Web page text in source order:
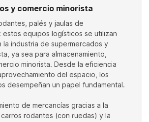
y comercio minorista
palés y jaulas de
estos equipos logísticos se utilizan
la industria de supermercados y
ya sea para almacenamiento,
minorista. Desde la eficiencia
del espacio, los
desempeñan un papel fundamental.
de mercancías gracias a la
rodantes (con ruedas) y la